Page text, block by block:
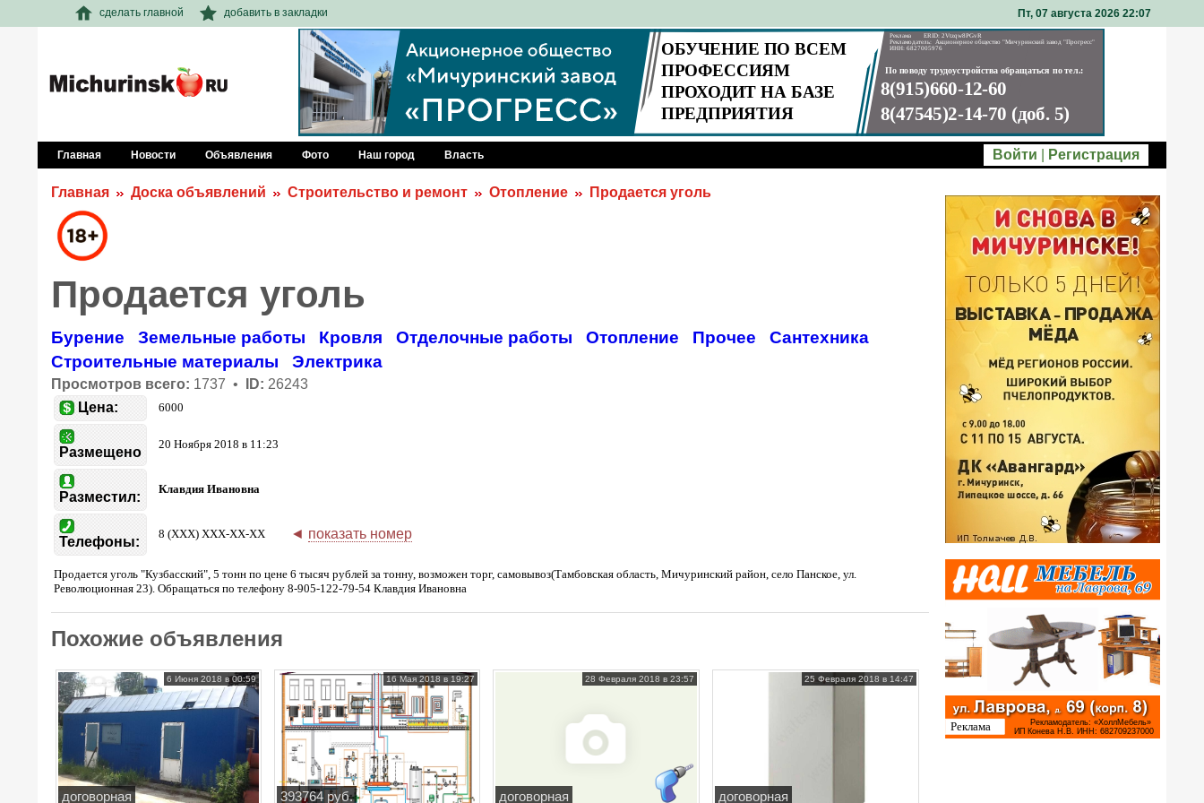
сделать главной добавить в закладки Пт, 07 августа 2026 22 07
Главная Новости Объявления Фото Наш город Власть Войти Регистрация
Главная Доска объявлений Строительство и ремонт Отопление Продается уголь
Продается уголь
Бурение Земельные работы Кровля Отделочные работы Отопление Прочее
Сантехника
Строительные материалы
Электрика
Просмотров всего: 1737 • ID: 26243
Цена:
6000
Размещено
20 Ноября 2018 в 11:23
Разместил:
Клавдия Ивановна
Телефоны:
8 (XXX) XXX-XX-XX ◄ показать номер
Продается уголь "Кузбасский", 5 тонн по цене 6 тысяч рублей за тонну, возможен торг, самовывоз(Тамбовская область, Мичуринский район, село Панское, ул.
Революционная 23). Обращаться по телефону 8-905-122-79-54 Клавдия Ивановна
Похожие объявления
6 Июня 2018 в 00:59
договорная
16 Мая 2018 в 19:27
393764 руб.
28 Февраля 2018 в 23:57
договорная
25 Февраля 2018 в 14:47
договорная